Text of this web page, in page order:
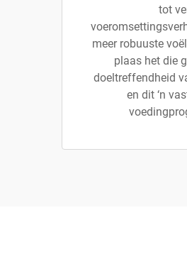
tot
meer robuuste
plaas het die
doeltreffendheid
en dit ‘n